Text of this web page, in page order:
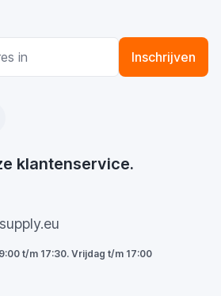
Inschrijven
klantenservice.
t/m 17:30. Vrijdag t/m 17:00